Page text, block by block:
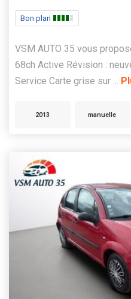
Bon plan
VSM AUTO 35 vous
68ch Active Révision :
Service Carte grise sur ...
2013 manuelle